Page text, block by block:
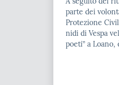
parte dei
Protezione
nidi di Vespa
poeti” a Loano,